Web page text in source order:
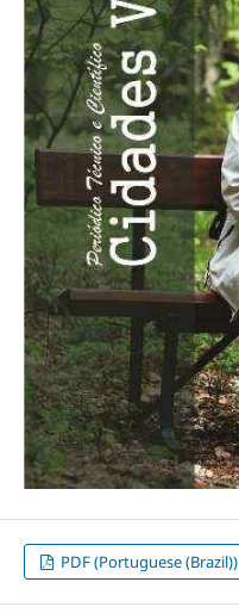
PDF (Portuguese (Brazil))